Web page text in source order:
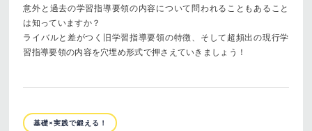
意外と過去の学習指導要領の内容について問われることもあること
は知っていますか？
ライバルと差がつく旧学習指導要領の特徴、そして超頻出の現行学
習指導要領の内容を穴埋め形式で押さえていきましょう！
基礎×実践で鍛える！